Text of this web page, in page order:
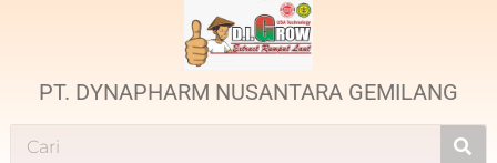
PT. DYNAPHARM NUSANTARA GEMILANG